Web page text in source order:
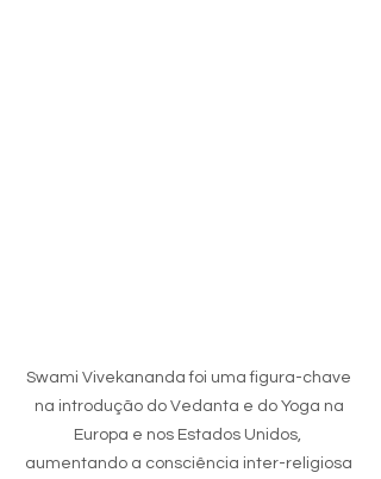
Swami Vivekananda foi uma figura-chave
na introdução do Vedanta e do Yoga na
Europa e nos Estados Unidos,
aumentando a consciência inter-religiosa